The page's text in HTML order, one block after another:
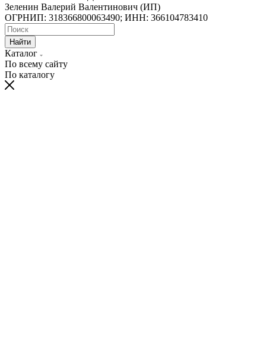
Зеленин Валерий Валентинович (ИП)
ОГРНИП: 318366800063490; ИНН: 366104783410
Найти
Каталог
По всему сайту
По каталогу